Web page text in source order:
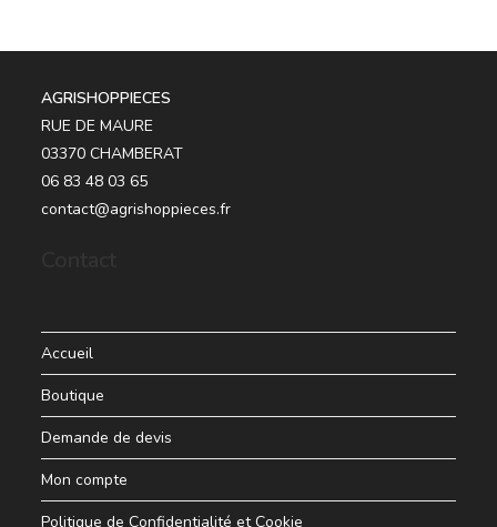
AGRISHOPPIECES
RUE DE MAURE
03370 CHAMBERAT
06 83 48 03 65
contact@agrishoppieces.fr
Accueil
Boutique
Demande de devis
Mon compte
Politique de Confidentialité et Cookie